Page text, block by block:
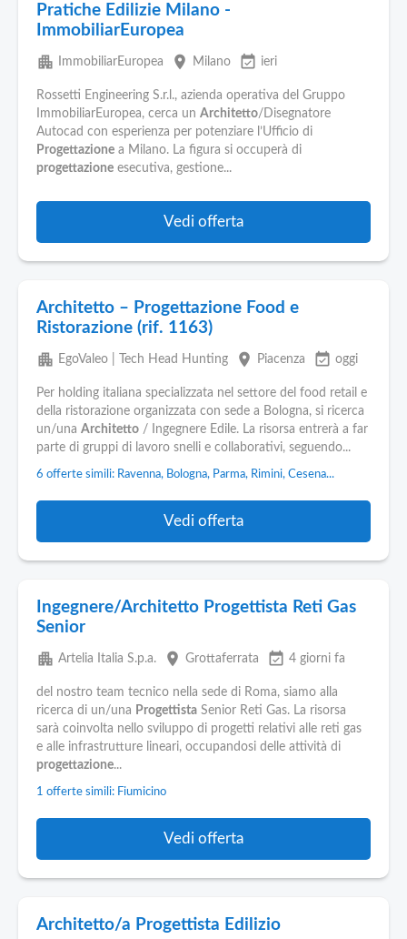
Pratiche Edilizie Milano -
ImmobiliarEuropea
apartment ImmobiliarEuropea place Milano event_available ieri
Rossetti Engineering S.r.l., azienda operativa del Gruppo
ImmobiliarEuropea, cerca un Architetto/Disegnatore
Autocad con esperienza per potenziare l’Ufficio di
Progettazione a Milano. La figura si occuperà di
progettazione esecutiva, gestione...
Vedi offerta
Architetto – Progettazione Food e
Ristorazione (rif. 1163)
apartment EgoValeo | Tech Head Hunting place Piacenza event_available oggi
Per holding italiana specializzata nel settore del food retail e
della ristorazione organizzata con sede a Bologna, si ricerca
un/una Architetto / Ingegnere Edile. La risorsa entrerà a far
parte di gruppi di lavoro snelli e collaborativi, seguendo...
6 offerte simili: Ravenna, Bologna, Parma, Rimini, Cesena...
Vedi offerta
Ingegnere/Architetto Progettista Reti Gas
Senior
apartment Artelia Italia S.p.a. place Grottaferrata event_available 4 giorni fa
del nostro team tecnico nella sede di Roma, siamo alla
ricerca di un/una Progettista Senior Reti Gas. La risorsa
sarà coinvolta nello sviluppo di progetti relativi alle reti gas
e alle infrastrutture lineari, occupandosi delle attività di
progettazione...
1 offerte simili: Fiumicino
Vedi offerta
Architetto/a Progettista Edilizio